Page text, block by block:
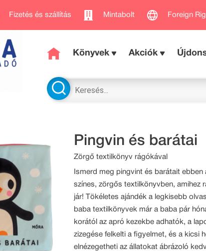
Fizetés és szállítás Mintabolt Foreign
Könyvek Akciók
Pingvin és barátai
Zörgő textilkönyv rágókával
Ismerd meg pingvint és barátait ebben
színes, zörgős textilkönyvben, amihez
jár! Tökéletes ajándék a legkisebb
baba textilkönyvek már a baba pár
korától az apró kezekbe adhatók, a
zizegése felkelti a figyelmet, és a kicsi
elnézegetheti az állatokat ábrázoló